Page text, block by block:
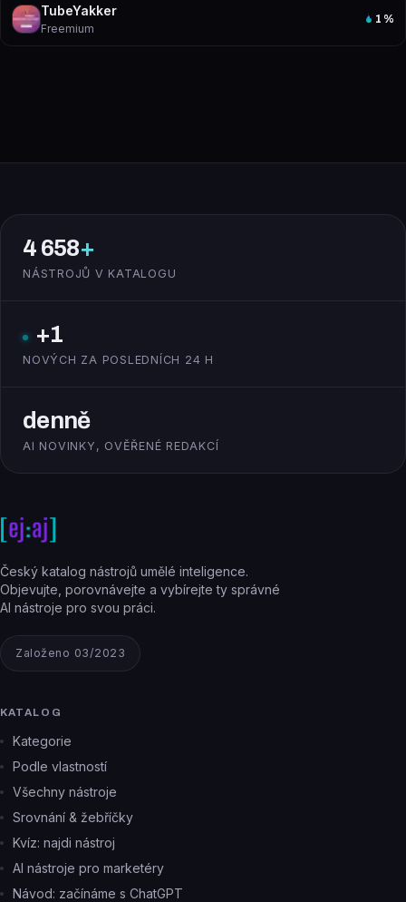
TubeYakker
Freemium
1 %
4 658+
NÁSTROJŮ V KATALOGU
+1
NOVÝCH ZA POSLEDNÍCH 24 H
denně
AI NOVINKY, OVĚŘENÉ REDAKCÍ
Český katalog nástrojů umělé inteligence.
Objevujte, porovnávejte a vybírejte ty správné
AI nástroje pro svou práci.
Založeno 03/2023
KATALOG
Kategorie
Podle vlastností
Všechny nástroje
Srovnání & žebříčky
Kvíz: najdi nástroj
AI nástroje pro marketéry
Návod: začínáme s ChatGPT